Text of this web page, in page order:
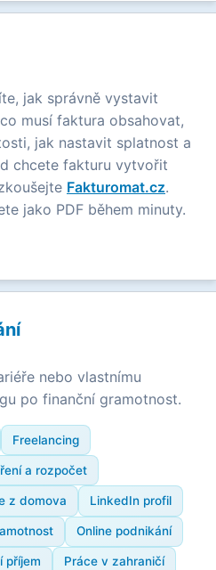
jak správně vystavit
musí faktura obsahovat,
jak nastavit splatnost a
chcete fakturu vytvořit
Fakturomat.cz.
jako PDF během minuty.
nebo vlastnímu
po finanční gramotnost.
Freelancing
a rozpočet
z domova LinkedIn profil
Online podnikání
příjem Práce v zahraničí